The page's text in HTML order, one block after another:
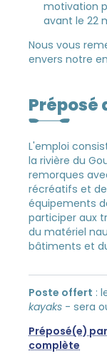
motivation
avant le 22
Nous vous
envers notre
Préposé
L'emploi
la rivière du
remorques
récréatifs et
équipements
participer aux
du matériel
bâtiments et
Poste offert :
kayaks - sera
Préposé(e)
complète